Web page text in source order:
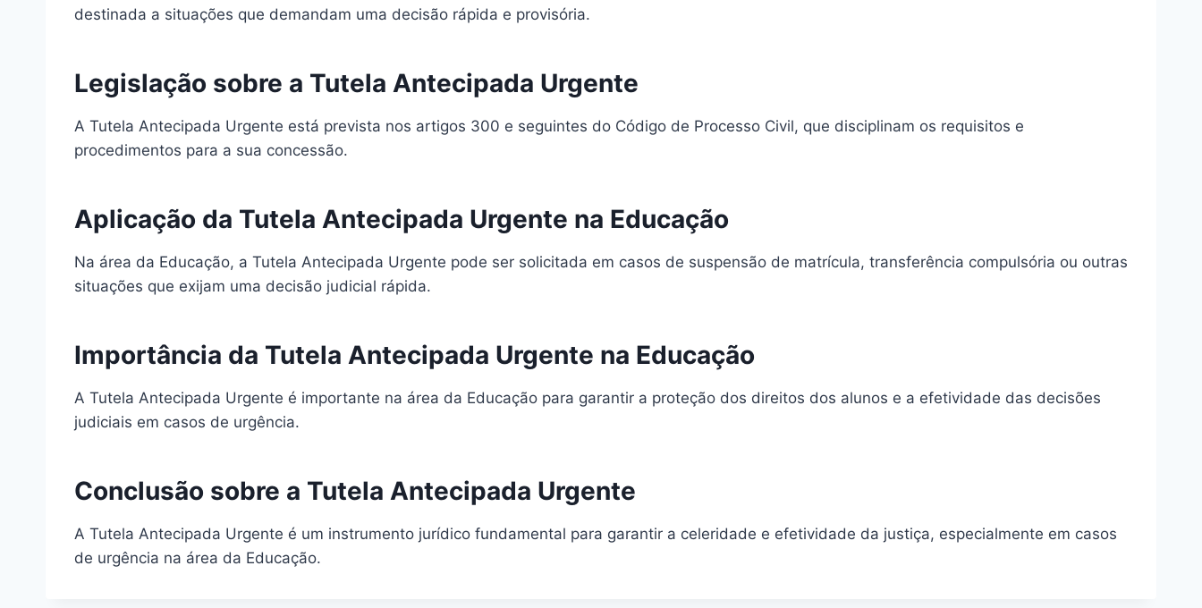
destinada a situações que demandam uma decisão rápida e provisória.
Legislação sobre a Tutela Antecipada Urgente
A Tutela Antecipada Urgente está prevista nos artigos 300 e seguintes do Código de Processo Civil, que disciplinam os requisitos e
procedimentos para a sua concessão.
Aplicação da Tutela Antecipada Urgente na Educação
Na área da Educação, a Tutela Antecipada Urgente pode ser solicitada em casos de suspensão de matrícula, transferência compulsória ou outras
situações que exijam uma decisão judicial rápida.
Importância da Tutela Antecipada Urgente na Educação
A Tutela Antecipada Urgente é importante na área da Educação para garantir a proteção dos direitos dos alunos e a efetividade das decisões
judiciais em casos de urgência.
Conclusão sobre a Tutela Antecipada Urgente
A Tutela Antecipada Urgente é um instrumento jurídico fundamental para garantir a celeridade e efetividade da justiça, especialmente em casos
de urgência na área da Educação.